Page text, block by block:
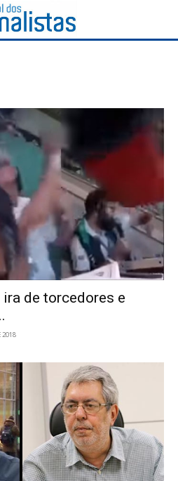
de torcedores e
2018